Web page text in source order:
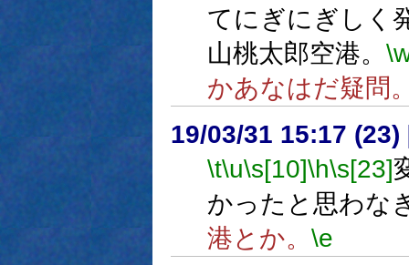
てにぎにぎしく
山桃太郎空港。
かあなはだ疑問
19/03/31 15:17 (23)
\t\u\s[10]\h\s[23]
かったと思わな
港とか。 \e